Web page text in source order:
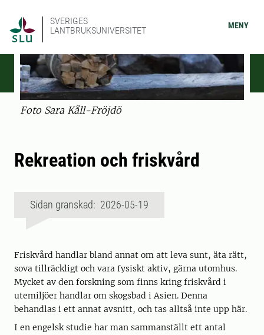
SVERIGES
LANTBRUKSUNIVERSITET
MENY
Foto Sara Kåll-Fröjdö
Rekreation och friskvård
Sidan granskad: 2026-05-19
Friskvård handlar bland annat om att leva sunt, äta rätt,
sova tillräckligt och vara fysiskt aktiv, gärna utomhus.
Mycket av den forskning som finns kring friskvård i
utemiljöer handlar om skogsbad i Asien. Denna
behandlas i ett annat avsnitt, och tas alltså inte upp här.
I en engelsk studie har man sammanställt ett antal